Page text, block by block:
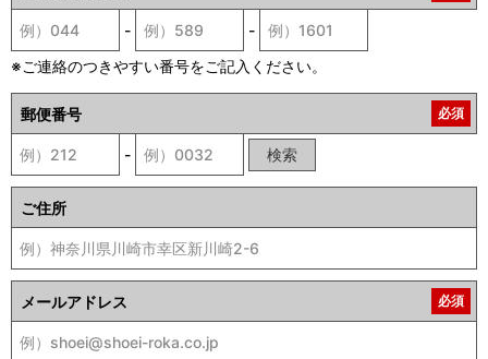
-
-
※ご連絡のつきやすい番号をご記入ください。
郵便番号 必須
-
ご住所
メールアドレス 必須